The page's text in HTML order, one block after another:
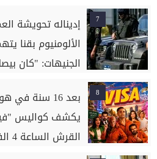
7
إديناله تحويشة
الألومنيوم بقنا
الجنيهات: "كان
8
بعد 16 سنة
يكشف كواليس
القرش الساعة 4 الفجر